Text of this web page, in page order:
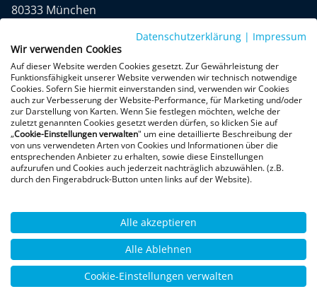
80333 München
Datenschutz AGB Impressum
+300 Google-Rezensionen
★★★★★
4,9 von 5 Sternen
Datenschutzerklärung | Impressum
Wir verwenden Cookies
Auf dieser Website werden Cookies gesetzt. Zur Gewährleistung der
Funktionsfähigkeit unserer Website verwenden wir technisch notwendige
Cookies. Sofern Sie hiermit einverstanden sind, verwenden wir Cookies
auch zur Verbesserung der Website-Performance, für Marketing und/oder
zur Darstellung von Karten. Wenn Sie festlegen möchten, welche der
zuletzt genannten Cookies gesetzt werden dürfen, so klicken Sie auf
„Cookie-Einstellungen verwalten" um eine detaillierte Beschreibung der
von uns verwendeten Arten von Cookies und Informationen über die
entsprechenden Anbieter zu erhalten, sowie diese Einstellungen
aufzurufen und Cookies auch jederzeit nachträglich abzuwählen. (z.B.
durch den Fingerabdruck-Button unten links auf der Website).
Alle akzeptieren
Alle Ablehnen
Cookie-Einstellungen verwalten